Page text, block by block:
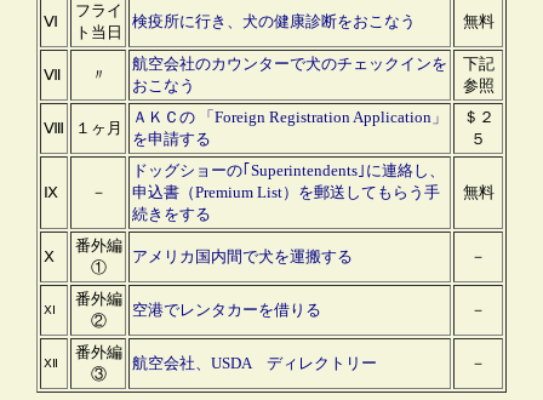
Ⅵ
フライ
ト当日
検疫所に行き、犬の健康診断をおこなう 無料
Ⅶ 〃
航空会社のカウンターで犬のチェックインを
おこなう
下記
参照
Ⅷ １ヶ月
ＡＫＣの 「Foreign Registration Application」
を申請する
＄２
５
Ⅸ －
ドッグショーの｢Superintendents｣に連絡し、
申込書（Premium List）を郵送してもらう手
続きをする
無料
Ⅹ
番外編
①
アメリカ国内間で犬を運搬する －
ⅩⅠ
番外編
②
空港でレンタカーを借りる －
ⅩⅡ
番外編
③
航空会社、USDA ディレクトリー －